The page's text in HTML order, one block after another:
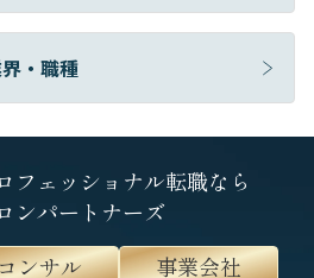
・職種
フェッショナル転職なら
ンパートナーズ
ンサル 事業会社